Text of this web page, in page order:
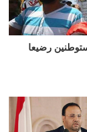
رضيعا